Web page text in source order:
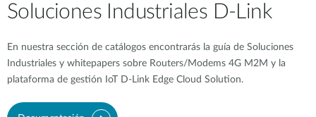
Soluciones Industriales D-Link
En nuestra sección de catálogos encontrarás la guía de Soluciones
Industriales y whitepapers sobre Routers/Modems 4G M2M y la
plataforma de gestión IoT D-Link Edge Cloud Solution.